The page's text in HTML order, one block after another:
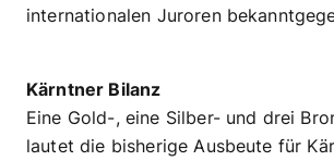
internationalen Juroren
Kärntner Bilanz
Eine Gold-, eine Silber- und drei
lautet die bisherige Ausbeute für